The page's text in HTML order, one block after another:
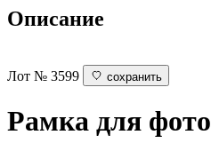
Описание
Лот № 3599 сохранить
Рамка для